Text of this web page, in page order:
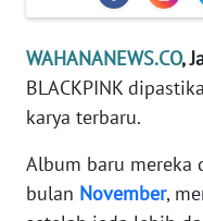
WAHANANEWS.CO,
BLACKPINK
karya terbaru.
Album baru mereka
bulan November,
EDITORIAL
INDEKS
BERITA